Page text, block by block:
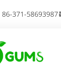
86-371-58693987